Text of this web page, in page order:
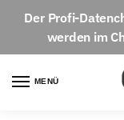
Der Profi-
werden im
MENÜ